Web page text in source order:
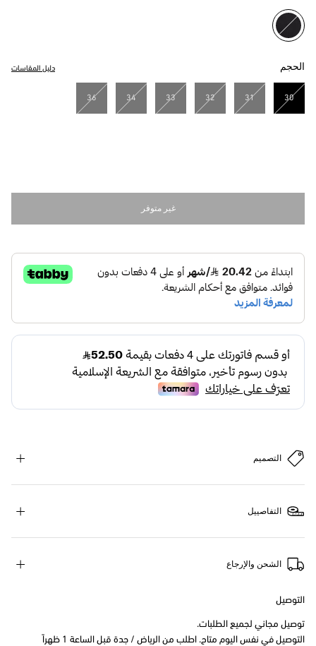
مختار
الحجم دليل المقاسات
30
مختار
31
32
33
34
36
غير متوفر
التصميم
التفاصييل
الشحن والإرجاع
التوصيل
توصيل مجاني لجميع الطلبات.
التوصيل في نفس اليوم متاح. اطلب من الرياض / جدة قبل الساعة 1 ظهراً